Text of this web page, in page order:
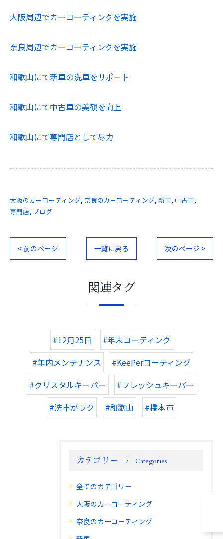
大阪周辺でカーコーティングを実施
奈良周辺でカーコーティングを実施
和歌山にて新車の洗車をサポート
和歌山にて中古車の美観を向上
和歌山にて専門店として尽力
--------------------------------------------------------------------
大阪のカーコーティング 奈良のカーコーティング 新車 中古車
専門店 ブログ
< 前のページ 一覧に戻る 次のページ >
関連タグ
#12月25日
#年末コーティング
#年内メンテナンス
#KeePerコーティング
#クリスタルキーパー
#フレッシュキーパー
#洗車がラク
#和歌山 #橋本市
カテゴリー Categories
全てのカテゴリー
大阪のカーコーティング
奈良のカーコーティング